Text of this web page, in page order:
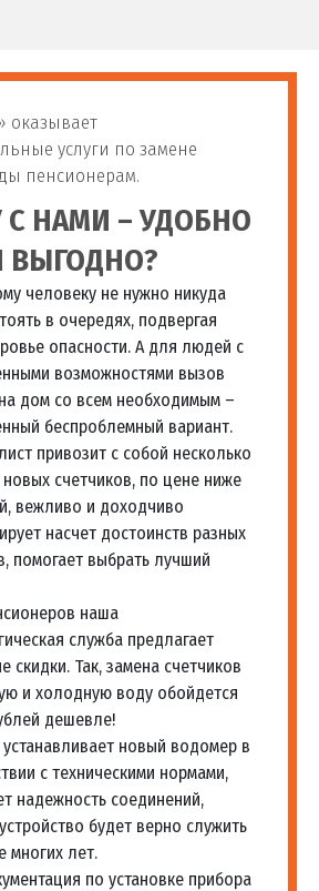
оказывает
услуги по замене
пенсионерам.
НАМИ – УДОБНО
ВЫГОДНО?
человеку не нужно никуда
в очередях, подвергая
опасности. А для людей с
возможностями вызов
дом со всем необходимым –
беспроблемный вариант.
привозит с собой несколько
счетчиков, по цене ниже
вежливо и доходчиво
насчет достоинств разных
помогает выбрать лучший
наша
служба предлагает
скидки. Так, замена счетчиков
и холодную воду обойдется
дешевле!
новый водомер в
с техническими нормами,
надежность соединений,
будет верно служить
многих лет.
по установке прибора